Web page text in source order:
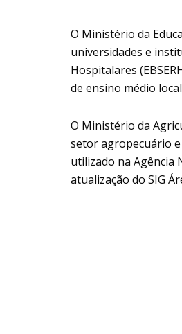
O Ministério da
universidades e
Hospitalares
de ensino médio
O Ministério da
setor agropecuário e
utilizado na Agência
atualização do SIG